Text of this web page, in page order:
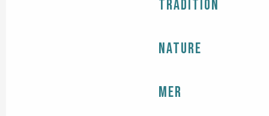
Tradition
Nature
Mer